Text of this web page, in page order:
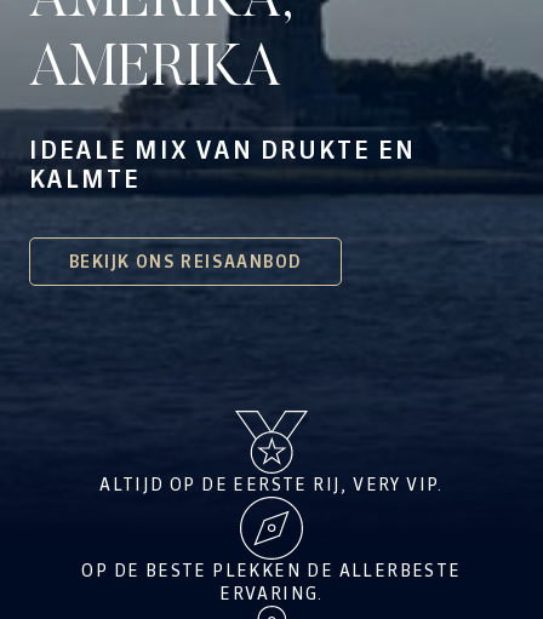
AMERIKA
IDEALE MIX VAN DRUKTE EN
KALMTE
BEKIJK ONS REISAANBOD
ALTIJD OP DE EERSTE RIJ, VERY VIP.
OP DE BESTE PLEKKEN DE ALLERBESTE
ERVARING.